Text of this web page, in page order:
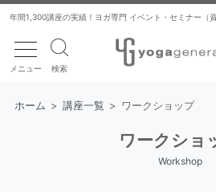
年間1,300講座の実績！ヨガ専門 イベント・セミナー（
toggle navigation
メニュー 検索
ホーム > 講座一覧 > ワークショップ
ワークショ
Workshop